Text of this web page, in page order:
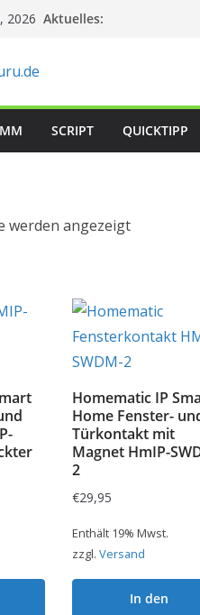
2026 Aktuelles:
SCRIPT QUICKTIPP
werden angezeigt
Homematic IP
Home Fenster-
Türkontakt mit
Magnet HmIP-
2
€29,95
Enthält 19% Mwst.
zzgl. Versand
In den